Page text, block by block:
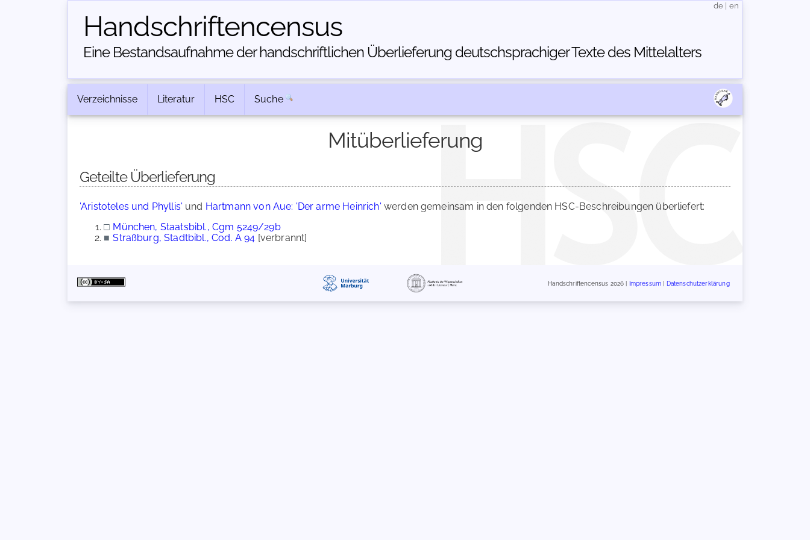
Handschriften­census
Eine Bestandsaufnahme der handschriftlichen Über­lieferung deutschsprachiger Texte des Mittelalters
de en
Verzeichnisse Literatur HSC Suche
Mitüberlieferung
Geteilte Überlieferung
'Aristoteles und Phyllis' und Hartmann von Aue: 'Der arme Heinrich' werden gemeinsam in den folgenden HSC-Beschreibungen überliefert:
□ München, Staatsbibl., Cgm 5249/29b
■ Straßburg, Stadtbibl., Cod. A 94 [verbrannt]
Handschriftencensus 2026 | Impressum Datenschutzerklärung